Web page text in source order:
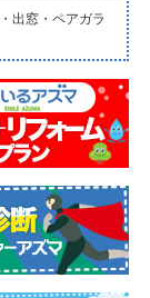
出窓・ペアガラ